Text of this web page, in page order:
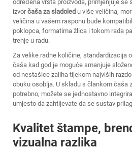
određena vrsta proizvoda, primjenjuje se
izvorčaša za sladoled u više veličina,
veličina u vašem rasponu bude
poklopca, formatima žlica i tokom rada
trenje u radu.
Za velike radne količine, standardizacija
čaša kad god je moguće smanjuje
od nestašice zaliha tijekom najviših
obuku osoblja. U skladu s člankom čaša
potrebno, možete se jednostavno
umjesto da zahtijevate da se sustav
Kvalitet štampe,
vizualna razlika